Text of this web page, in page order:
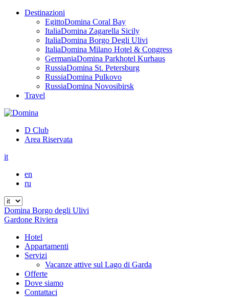
Destinazioni
EgittoDomina Coral Bay
ItaliaDomina Zagarella Sicily
ItaliaDomina Borgo Degli Ulivi
ItaliaDomina Milano Hotel & Congress
GermaniaDomina Parkhotel Kurhaus
RussiaDomina St. Petersburg
RussiaDomina Pulkovo
RussiaDomina Novosibirsk
Travel
D Club
Area Riservata
it
en
ru
Domina Borgo degli Ulivi
Gardone Riviera
Hotel
Appartamenti
Servizi
Vacanze attive sul Lago di Garda
Offerte
Dove siamo
Contattaci